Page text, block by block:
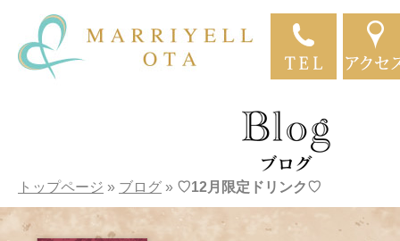
トップページ » ブログ » ♡12月限定ドリンク♡